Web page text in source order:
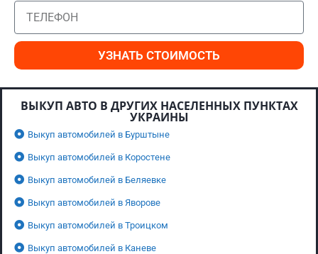
УЗНАТЬ СТОИМОСТЬ
ВЫКУП АВТО В ДРУГИХ НАСЕЛЕННЫХ ПУНКТАХ
УКРАИНЫ
Выкуп автомобилей в Бурштыне
Выкуп автомобилей в Коростене
Выкуп автомобилей в Беляевке
Выкуп автомобилей в Яворове
Выкуп автомобилей в Троицком
Выкуп автомобилей в Каневе